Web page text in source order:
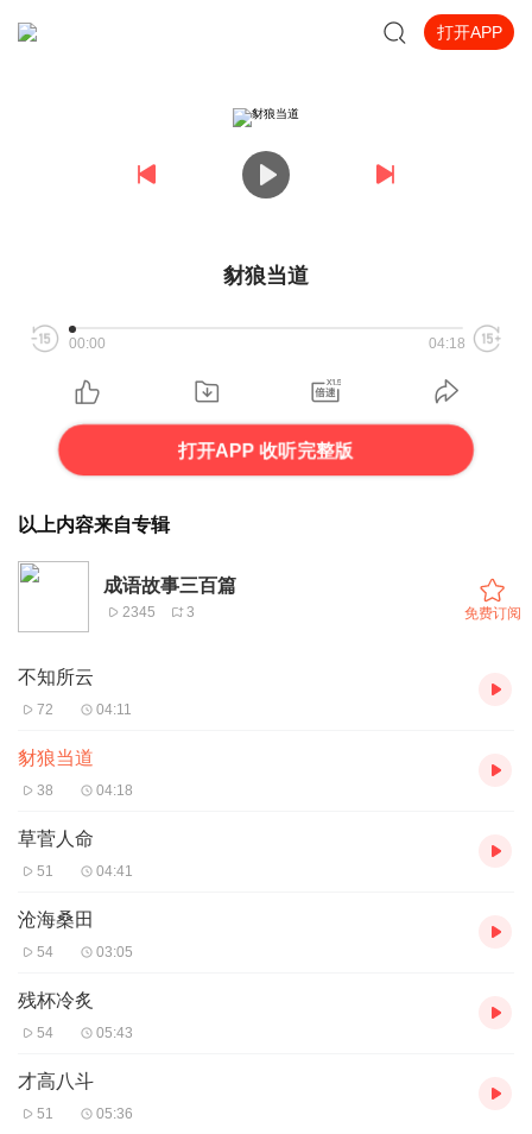
打开APP
豺狼当道
00:00 04:18
打开APP 收听完整版
以上内容来自专辑
成语故事三百篇
2345 3 免费订阅
不知所云
72 04:11
豺狼当道
38 04:18
草菅人命
51 04:41
沧海桑田
54 03:05
残杯冷炙
54 05:43
才高八斗
51 05:36